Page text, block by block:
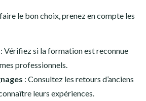
le bon choix, prenez en compte les
: Vérifiez si la formation est reconnue
professionnels.
: Consultez les retours d’anciens
leurs expériences.